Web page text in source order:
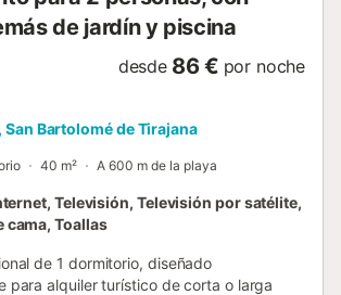
de jardín y piscina
desde 86 € por noche
Bartolomé de Tirajana
40 m² A 600 m de la playa
Televisión, Televisión por satélite,
cama, Toallas
de 1 dormitorio, diseñado
para alquiler turístico de corta o larga